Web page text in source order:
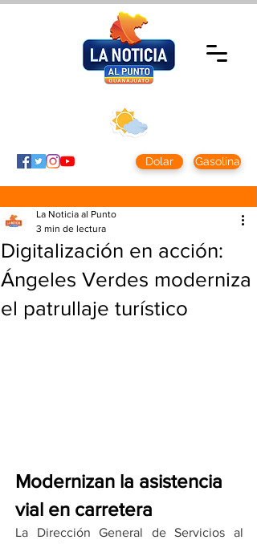
Dolar Gasolina
Digitalización en acción:
Ángeles Verdes moderniza
el patrullaje turístico
La Noticia al Punto
3 min de lectura
Modernizan la asistencia
vial en carretera
La Dirección General de Servicios al